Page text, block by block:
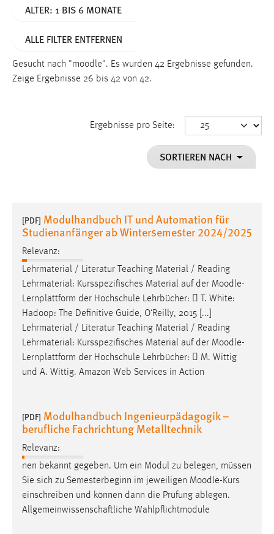
ALTER: 1 BIS 6 MONATE
ALLE FILTER ENTFERNEN
Gesucht nach "moodle". Es wurden 42 Ergebnisse gefunden.
Zeige Ergebnisse 26 bis 42 von 42.
Ergebnisse pro Seite:
SORTIEREN NACH
[PDF] Modulhandbuch IT und Automation für
Studienanfänger ab Wintersemester 2024/2025
Relevanz:
Lehrmaterial / Literatur Teaching Material / Reading
Lehrmaterial: Kursspezifisches Material auf der Moodle-
Lernplattform der Hochschule Lehrbücher:  T. White:
Hadoop: The Definitive Guide, O‘Reilly, 2015 [...]
Lehrmaterial / Literatur Teaching Material / Reading
Lehrmaterial: Kursspezifisches Material auf der Moodle-
Lernplattform der Hochschule Lehrbücher:  M. Wittig
und A. Wittig. Amazon Web Services in Action
[PDF] Modulhandbuch Ingenieurpädagogik –
berufliche Fachrichtung Metalltechnik
Relevanz:
nen bekannt gegeben. Um ein Modul zu belegen, müssen
Sie sich zu Semesterbeginn im jeweiligen Moodle-Kurs
einschreiben und können dann die Prüfung ablegen.
Allgemeinwissenschaftliche Wahlpflichtmodule
Funktionen und sind für die einwandfreie Funktion der
Name:
Dieser Cookie speichert die ausgewählten Einverständnis-
Performance
Name:
staticfilecache
Zweck:
Für performante Seitenauslieferung wird in diesem Cookie
gespeichert, ob man eingeloggt ist.
Sprachpräferenz
Name:
site-language-preference
Cookie Laufzeit:
30 Tage
Chat
Name: